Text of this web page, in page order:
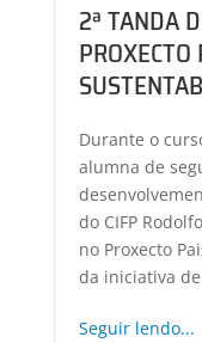
2ª TANDA
Durante o
alumna de
do CIFP
no Proxecto
da iniciativa
Seguir lendo...